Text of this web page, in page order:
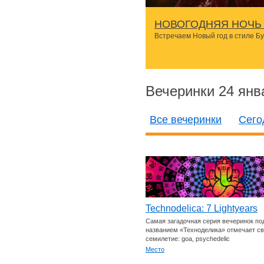
НОВОГОДНЯЯ НОЧЬ
Встречаем Новый год в стиле
Вечеринки 24
Все вечеринки
Technodelica: 7 Lightyears
Самая загадочная серия вечеринок
названием «Техноделика» отмечает
семилетие: goa, psychedelic
Место